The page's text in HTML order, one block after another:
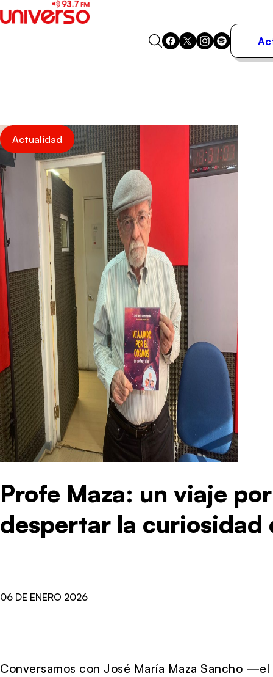
Podcasts
Destacados
Actualidad
Profe Maza: un viaje
despertar la curiosidad
06 DE ENERO 2026
Conversamos con José María Maza Sancho —el